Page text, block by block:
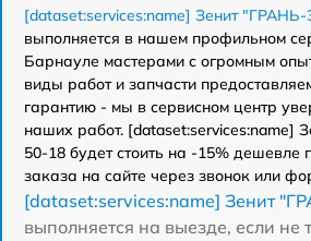
[dataset:services:name] Зенит
выполняется в нашем профильном
Барнауле мастерами с огромным
виды работ и запчасти
гарантию - мы в сервисном центр
наших работ. [dataset:services:name]
50-18 будет стоить на -15% дешевле
заказа на сайте через звонок или
[dataset:services:name] Зенит
выполняется на выезде, если не